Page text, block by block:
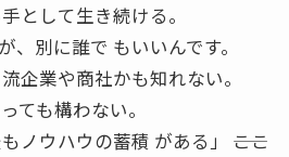
として生き続ける。
、別に誰で もいいんです。
企業や商社かも知れない。
ても構わない。
ノウハウの蓄積 がある」 ――ここ